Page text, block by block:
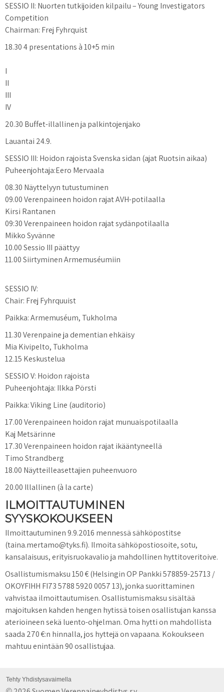
SESSIO II: Nuorten tutkijoiden kilpailu – Young Investigators
Competition
Chairman: Frej Fyhrquist
18.30 4 presentations à 10+5 min
I
II
III
IV
20.30 Buffet-illallinen ja palkintojenjako
Lauantai 24.9.
SESSIO III: Hoidon rajoista Svenska sidan (ajat Ruotsin aikaa)
Puheenjohtaja:Eero Mervaala
08.30 Näyttelyyn tutustuminen
09.00 Verenpaineen hoidon rajat AVH-potilaalla
Kirsi Rantanen
09:30 Verenpaineen hoidon rajat sydänpotilaalla
Mikko Syvänne
10.00 Sessio III päättyy
11.00 Siirtyminen Armemuséumiin
SESSIO IV:
Chair: Frej Fyhrquuist
Paikka: Armemuséum, Tukholma
11.30 Verenpaine ja dementian ehkäisy
Mia Kivipelto, Tukholma
12.15 Keskustelua
SESSIO V: Hoidon rajoista
Puheenjohtaja: Ilkka Pörsti
Paikka: Viking Line (auditorio)
17.00 Verenpaineen hoidon rajat munuaispotilaalla
Kaj Metsärinne
17.30 Verenpaineen hoidon rajat ikääntyneellä
Timo Strandberg
18.00 Näytteilleasettajien puheenvuoro
20.00 Illallinen (à la carte)
ILMOITTAUTUMINEN
SYYSKOKOUKSEEN
Ilmoittautuminen 9.9.2016 mennessä sähköpostitse
(taina.mertamo@tyks.fi). Ilmoita sähköpostiosoite, sotu,
kansalaisuus, erityisruokavalio ja mahdollinen hyttitoveritoive.
Osallistumismaksu 150 € (Helsingin OP Pankki 578859-25713 /
OKOYFIHH FI73 5788 5920 0057 13), jonka suorittaminen
vahvistaa ilmoittautumisen. Osallistumismaksu sisältää
majoituksen kahden hengen hytissä toisen osallistujan kanssa
aterioineen sekä luento-ohjelman. Oma hytti on mahdollista
saada 270 €:n hinnalla, jos hyttejä on vapaana. Kokoukseen
mahtuu enintään 90 osallistujaa.
Tehty Yhdistysavaimella